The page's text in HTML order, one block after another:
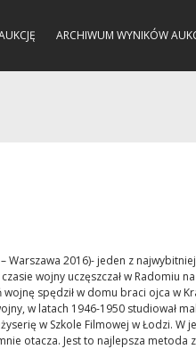
ARCHIWUM WYNIKÓW
Warszawa 2016)- jeden z
wojny uczęszczał w Radomiu
wojnę spędził w domu braci ojca w
w latach 1946-1950 studiował
w Szkole Filmowej w Łodzi. W
otacza. Jest to najlepsza metoda